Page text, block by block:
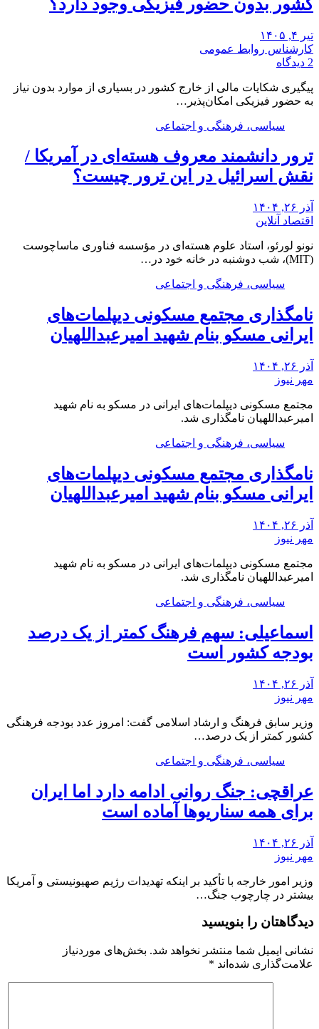
کشور بدون حضور فیزیکی وجود دارد؟
تیر ۴, ۱۴۰۵
کارشناس روابط عمومی
2 دیدگاه
پیگیری شکایات مالی از خارج کشور در بسیاری از موارد بدون نیاز
به حضور فیزیکی امکان‌پذیر…
سیاسی، فرهنگی و اجتماعی
ترور دانشمند معروف هسته‌ای در آمریکا /
نقش اسرائیل در این ترور چیست؟
آذر ۲۶, ۱۴۰۴
اقتصاد آنلاین
نونو لورئو، استاد علوم هسته‌ای در مؤسسه فناوری ماساچوست
(MIT)، شب دوشنبه در خانه خود در…
سیاسی، فرهنگی و اجتماعی
نامگذاری مجتمع مسکونی دیپلمات‌های
ایرانی مسکو بنام شهید امیرعبداللهیان
آذر ۲۶, ۱۴۰۴
مهر نیوز
مجتمع مسکونی دیپلمات‌های ایرانی در مسکو به نام شهید
امیرعبداللهیان نامگذاری شد.
سیاسی، فرهنگی و اجتماعی
نامگذاری مجتمع مسکونی دیپلمات‌های
ایرانی مسکو بنام شهید امیرعبداللهیان
آذر ۲۶, ۱۴۰۴
مهر نیوز
مجتمع مسکونی دیپلمات‌های ایرانی در مسکو به نام شهید
امیرعبداللهیان نامگذاری شد.
سیاسی، فرهنگی و اجتماعی
اسماعیلی: سهم فرهنگ کمتر از یک درصد
بودجه کشور است
آذر ۲۶, ۱۴۰۴
مهر نیوز
وزیر سابق فرهنگ و ارشاد اسلامی گفت: امروز عدد بودجه فرهنگی
کشور کمتر از یک درصد…
سیاسی، فرهنگی و اجتماعی
عراقچی: جنگ روانی ادامه دارد اما ایران
برای همه سناریوها آماده است
آذر ۲۶, ۱۴۰۴
مهر نیوز
وزیر امور خارجه با تأکید بر اینکه تهدیدات رژیم صهیونیستی و آمریکا
بیشتر در چارچوب جنگ…
دیدگاهتان را بنویسید
نشانی ایمیل شما منتشر نخواهد شد. بخش‌های موردنیاز
علامت‌گذاری شده‌اند *